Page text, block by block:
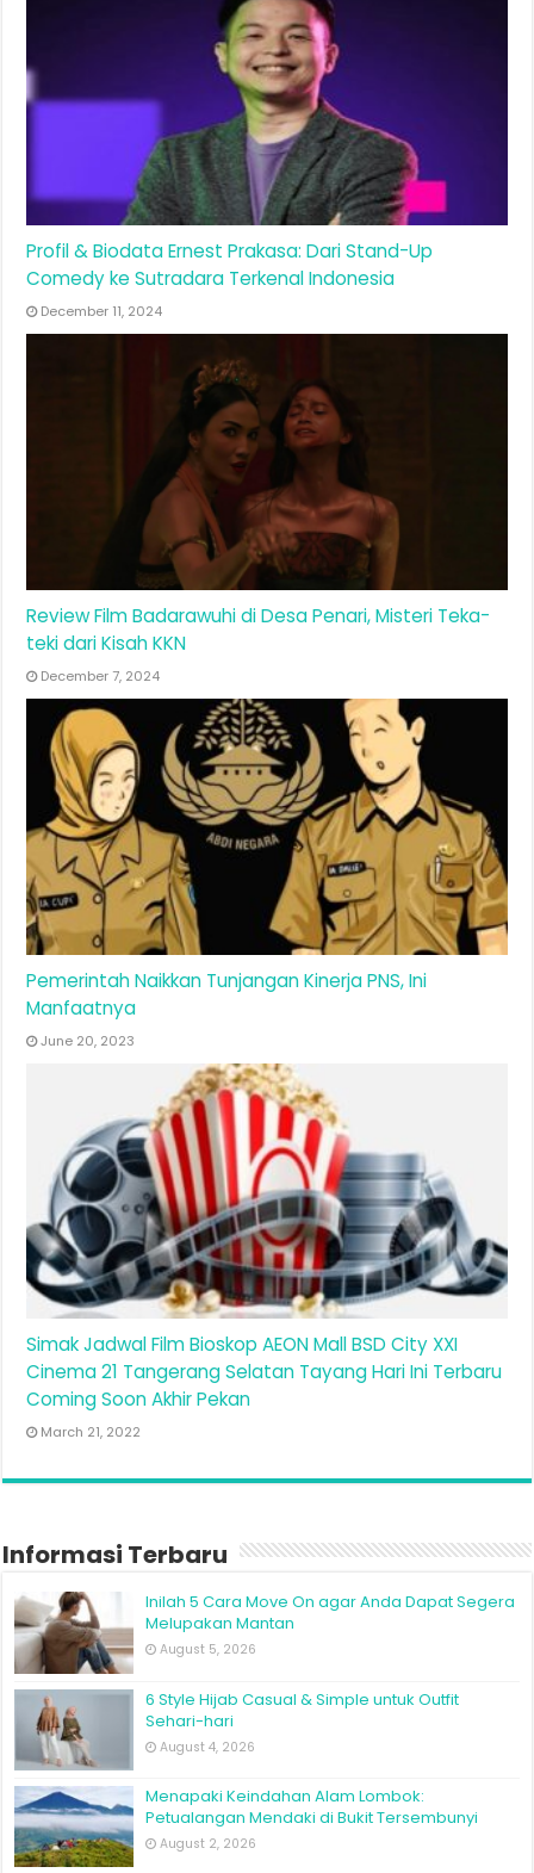
Profil & Biodata Ernest Prakasa: Dari Stand-Up
Comedy ke Sutradara Terkenal Indonesia
December 11, 2024
Review Film Badarawuhi di Desa Penari, Misteri Teka-
teki dari Kisah KKN
December 7, 2024
Pemerintah Naikkan Tunjangan Kinerja PNS, Ini
Manfaatnya
June 20, 2023
Simak Jadwal Film Bioskop AEON Mall BSD City XXI
Cinema 21 Tangerang Selatan Tayang Hari Ini Terbaru
Coming Soon Akhir Pekan
March 21, 2022
Informasi Terbaru
Inilah 5 Cara Move On agar Anda Dapat Segera
Melupakan Mantan
August 5, 2026
6 Style Hijab Casual & Simple untuk Outfit
Sehari-hari
August 4, 2026
Menapaki Keindahan Alam Lombok:
Petualangan Mendaki di Bukit Tersembunyi
August 2, 2026